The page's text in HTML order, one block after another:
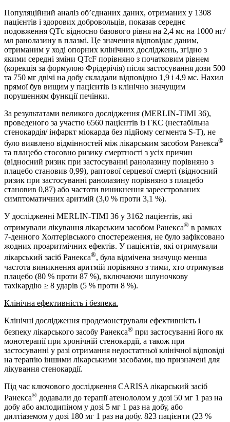
Популяційний аналіз об’єднаних даних, отриманих у 1308
пацієнтів і здорових добровольців, показав середнє
подовження QTс відносно базового рівня на 2,4 мс на 1000 нг/
мл ранолазину в плазмі. Це значення відповідає даним,
отриманим у ході опорних клінічних досліджень, згідно з
якими середні зміни QTcF порівняно з початковим рівнем
(корекція за формулою Фрідерічія) після застосування дози 500
та 750 мг двічі на добу складали відповідно 1,9 і 4,9 мс. Нахил
прямої був вищим у пацієнтів із клінічно значущим
порушенням функції печінки.
За результатами великого дослідження (MERLIN-TIMI 36),
проведеного за участю 6560 пацієнтів із ГКС (нестабільна
стенокардія/ інфаркт міокарда без підйому сегмента S-T), не
було виявлено відмінностей між лікарським засобом Ранекса®
та плацебо стосовно ризику смертності з усіх причин
(відносний ризик при застосуванні ранолазину порівняно з
плацебо становив 0,99), раптової серцевої смерті (відносний
ризик при застосуванні ранолазину порівняно з плацебо
становив 0,87) або частоти виникнення зареєстрованих
симптоматичних аритмій (3,0 % проти 3,1 %).
У дослідженні MERLIN-TIMI 36 у 3162 пацієнтів, які
отримували лікування лікарським засобом Ранекса® в рамках
7-денного Холтерівського спостереження, не було зафіксовано
жодних проаритмічних ефектів. У пацієнтів, які отримували
лікарський засіб Ранекса®, була відмічена значущо менша
частота виникнення аритмій порівняно з тими, хто отримував
плацебо (80 % проти 87 %), включаючи шлуночкову
тахікардію ≥ 8 ударів (5 % проти 8 %).
Клінічна ефективність і безпека.
Клінічні дослідження продемонстрували ефективність і
безпеку лікарського засобу Ранекса® при застосуванні його як
монотерапії при хронічній стенокардії, а також при
застосуванні у разі отримання недостатньої клінічної відповіді
на терапію іншими лікарськими засобами, що призначені для
лікування стенокардії.
Під час ключового дослідження CARISA лікарський засіб
Ранекса® додавали до терапії атенололом у дозі 50 мг 1 раз на
добу або амлодипіном у дозі 5 мг 1 раз на добу, або
дилтіаземом у дозі 180 мг 1 раз на добу. 823 пацієнти (23 %